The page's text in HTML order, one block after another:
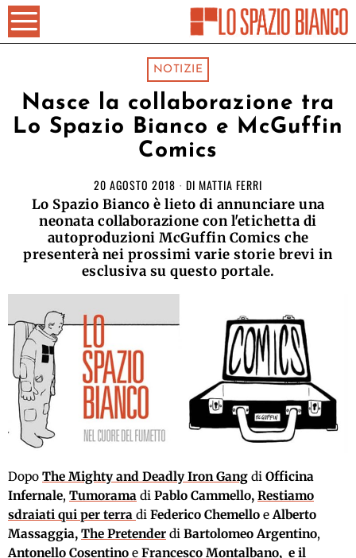
NOTIZIE
Nasce la collaborazione tra
Lo Spazio Bianco e McGuffin
Comics
20 AGOSTO 2018 DI MATTIA FERRI
Lo Spazio Bianco è lieto di annunciare una
neonata collaborazione con l'etichetta di
autoproduzioni McGuffin Comics che
presenterà nei prossimi varie storie brevi in
esclusiva su questo portale.
Dopo The Mighty and Deadly Iron Gang di Officina
Infernale, Tumorama di Pablo Cammello, Restiamo
sdraiati qui per terra di Federico Chemello eAlberto
Massaggia, The Pretender di Bartolomeo Argentino,
Antonello Cosentino e Francesco Montalbano, e il